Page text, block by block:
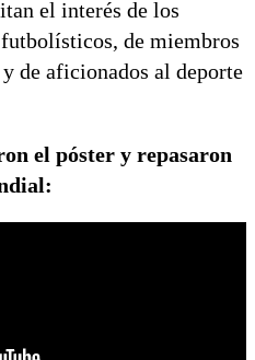
el interés de los
de miembros
de aficionados al deporte
el póster y repasaron